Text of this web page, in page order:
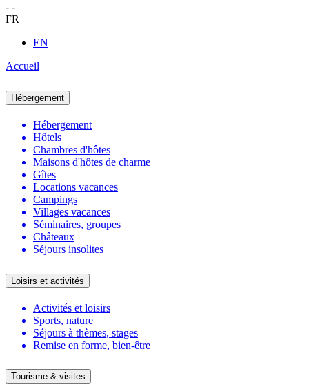
- -
FR
EN
Accueil
Hébergement
Hébergement
Hôtels
Chambres d'hôtes
Maisons d'hôtes de charme
Gîtes
Locations vacances
Campings
Villages vacances
Séminaires, groupes
Châteaux
Séjours insolites
Loisirs et activités
Activités et loisirs
Sports, nature
Séjours à thèmes, stages
Remise en forme, bien-être
Tourisme & visites